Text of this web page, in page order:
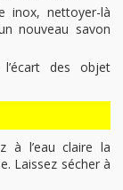
inox, nettoyer-là
nouveau savon
des objet
à l’eau claire la
Laissez sécher à